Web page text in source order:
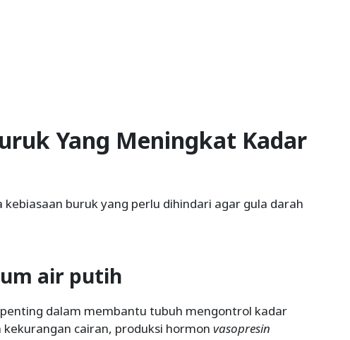
Yang Meningkat Kadar
buruk yang perlu dihindari agar gula darah
air putih
dalam membantu tubuh mengontrol kadar
cairan, produksi hormon vasopresin